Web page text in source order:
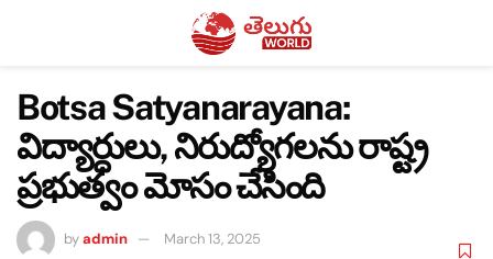
Botsa Satyanarayana:
విద్యార్ధులు, నిరుద్యోగలను రాష్ట్ర
ప్రభుత్వం మోసం చేసింది
byadmin
March 13, 2025